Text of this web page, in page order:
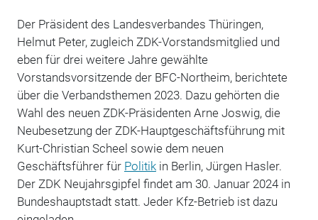
Der Präsident des Landesverbandes Thüringen,
Helmut Peter, zugleich ZDK-Vorstandsmitglied und
eben für drei weitere Jahre gewählte
Vorstandsvorsitzende der BFC-Northeim, berichtete
über die Verbandsthemen 2023. Dazu gehörten die
Wahl des neuen ZDK-Präsidenten Arne Joswig, die
Neubesetzung der ZDK-Hauptgeschäftsführung mit
Kurt-Christian Scheel sowie dem neuen
Geschäftsführer für Politikin Berlin, Jürgen Hasler.
Der ZDK Neujahrsgipfel findet am 30. Januar 2024 in
Bundeshauptstadt statt. Jeder Kfz-Betrieb ist dazu